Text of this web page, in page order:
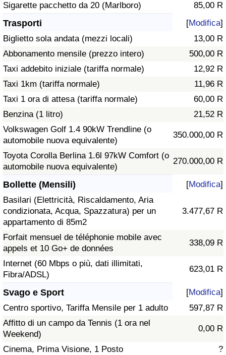
Sigarette pacchetto da 20 (Marlboro)
85,00 R
Trasporti [Modifica]
Biglietto sola andata (mezzi locali)
13,00 R
Abbonamento mensile (prezzo intero)
500,00 R
Taxi addebito iniziale (tariffa normale)
12,92 R
Taxi 1km (tariffa normale)
11,96 R
Taxi 1 ora di attesa (tariffa normale)
60,00 R
Benzina (1 litro)
21,52 R
Volkswagen Golf 1.4 90kW Trendline (o
automobile nuova equivalente)
350.000,00 R
Toyota Corolla Berlina 1.6l 97kW Comfort (o
automobile nuova equivalente)
270.000,00 R
Bollette (Mensili) [Modifica]
Basilari (Elettricità, Riscaldamento, Aria
condizionata, Acqua, Spazzatura) per un
appartamento di 85m2
3.477,67 R
Forfait mensuel de téléphonie mobile avec
appels et 10 Go+ de données
338,09 R
Internet (60 Mbps o più, dati illimitati,
Fibra/ADSL)
623,01 R
Svago e Sport [Modifica]
Centro sportivo, Tariffa Mensile per 1 adulto
597,87 R
Affitto di un campo da Tennis (1 ora nel
Weekend)
0,00 R
Cinema, Prima Visione, 1 Posto ?
Indice del traffico per Nazione